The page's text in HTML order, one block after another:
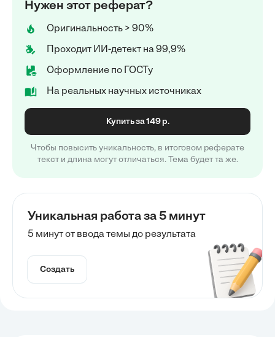
Нужен этот реферат?
Оригинальность > 90%
Проходит ИИ-детект на 99,9%
Оформление по ГОСТу
На реальных научных источниках
Купить за 149 р.
Чтобы повысить уникальность, в итоговом реферате
текст и длина могут отличаться. Тема будет та же.
Уникальная работа за 5 минут
5 минут от ввода темы до результата
Создать